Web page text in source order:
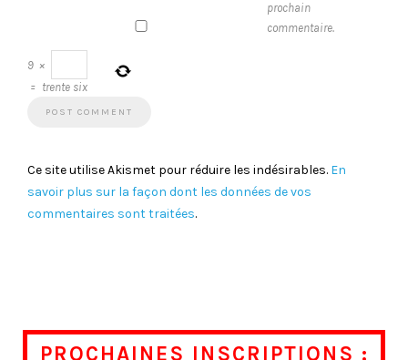
prochain
commentaire.
9 ×
= trente six
Ce site utilise Akismet pour réduire les indésirables. En
savoir plus sur la façon dont les données de vos
commentaires sont traitées.
PROCHAINES INSCRIPTIONS :